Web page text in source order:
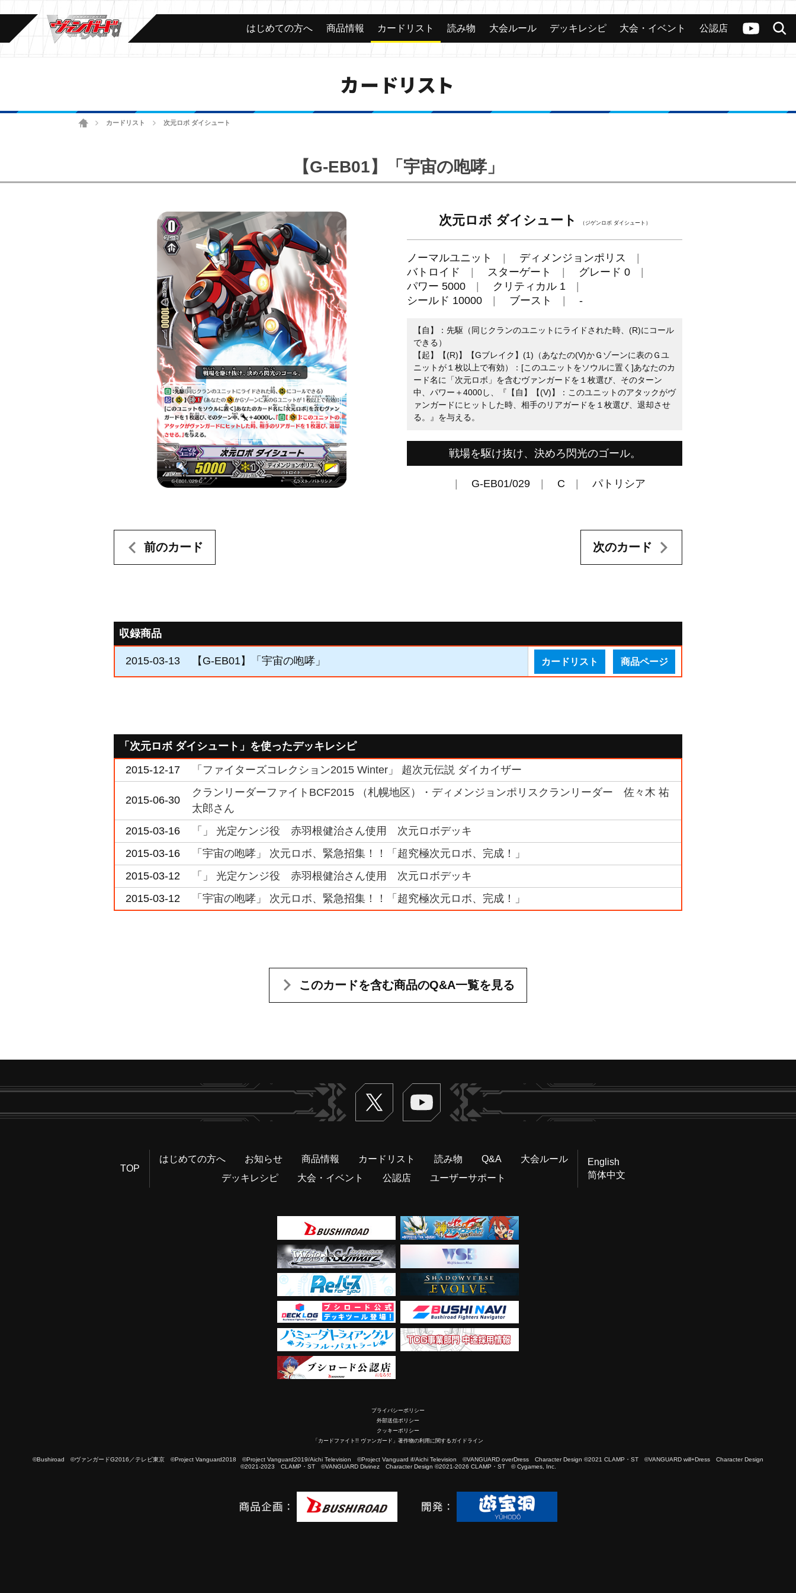
ヴァンガードch
検索
カード 大会 公認店舗 その他
はじめての方へ 商品情報 カードリスト 読み物 大会ルール デッキレシピ 大会・イベント 公認店
カードリスト
ホームカードリスト 次元ロボ ダイシュート
【G-EB01】「宇宙の咆哮」
次元ロボ ダイシュート （ジゲンロボ ダイシュート）
ノーマルユニット
ディメンジョンポリス
バトロイド
スターゲート
グレード 0
パワー 5000
クリティカル 1
シールド 10000
ブースト -
【自】：先駆（同じクランのユニットにライドされた時、(R)にコール
できる）
【起】【(R)】【Gブレイク】(1)（あなたの(V)かＧゾーンに表のＧユ
ニットが１枚以上で有効）：[このユニットをソウルに置く]あなたのカ
ード名に「次元ロボ」を含むヴァンガードを１枚選び、そのターン
中、パワー＋4000し、『【自】【(V)】：このユニットのアタックがヴ
ァンガードにヒットした時、相手のリアガードを１枚選び、退却させ
る。』を与える。
戦場を駆け抜け、決めろ閃光のゴール。
G-EB01/029 C パトリシア
前のカード 次のカード
収録商品
2015-03-13 【G-EB01】「宇宙の咆哮」 カードリスト 商品ページ
「次元ロボ ダイシュート」を使ったデッキレシピ
2015-12-17
「ファイターズコレクション2015 Winter」 超次元伝説 ダイカイザー
2015-06-30
クランリーダーファイトBCF2015 （札幌地区）・ディメンジョンポリスクランリーダー 佐々木 祐
太郎さん
2015-03-16
「」 光定ケンジ役 赤羽根健治さん使用 次元ロボデッキ
2015-03-16
「宇宙の咆哮」 次元ロボ、緊急招集！！「超究極次元ロボ、完成！」
2015-03-12
「」 光定ケンジ役 赤羽根健治さん使用 次元ロボデッキ
2015-03-12
「宇宙の咆哮」 次元ロボ、緊急招集！！「超究極次元ロボ、完成！」
このカードを含む商品のQ&A一覧を見る
Twitter ヴァンガードch
TOP
はじめての方へ お知らせ 商品情報 カードリスト 読み物 Q&A
大会ルール
デッキレシピ
大会・イベント 公認店 ユーザーサポート
English
简体中文
プライバシーポリシー
外部送信ポリシー
クッキーポリシー
「カードファイト!! ヴァンガード」著作物の利用に関するガイドライン
©Bushiroad ©ヴァンガードG2016／テレビ東京 ©Project Vanguard2018 ©Project Vanguard2019/Aichi Television ©Project Vanguard if/Aichi Television ©VANGUARD overDress Character Design ©2021 CLAMP・ST ©VANGUARD will+Dress Character Design
©2021-2023 CLAMP・ST ©VANGUARD Divinez Character Design ©2021-2026 CLAMP・ST © Cygames, Inc.